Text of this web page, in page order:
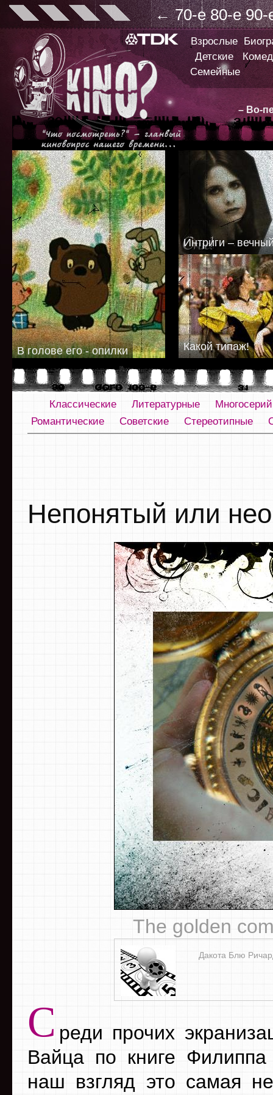
← 70-е 80-е 90-
Взрослые
Детские
Семейные
– Во-
В голове его - опилки
Интриги –
Какой типаж!
Классические Литературные
Романтические
Советские Стереотипные
Непонятый или
The golden
Дакота Блю
С реди прочих
Вайца по книге
наш взгляд это самая